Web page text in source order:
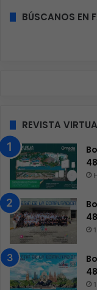
BÚSCANOS EN
REVISTA